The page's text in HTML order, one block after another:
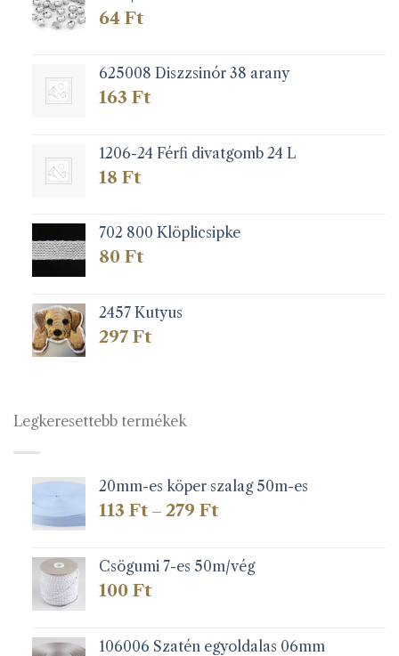
64 Ft
625008 Diszzsinór 38 arany
163 Ft
1206-24 Férfi divatgomb 24 L
18 Ft
702 800 Klöplicsipke
80 Ft
2457 Kutyus
297 Ft
Legkeresettebb termékek
20mm-es köper szalag 50m-es
113 Ft – 279 FtÁrtartomány:
279 Ft
Csögumi 7-es 50m/vég
100 Ft
106006 Szatén egyoldalas 06mm